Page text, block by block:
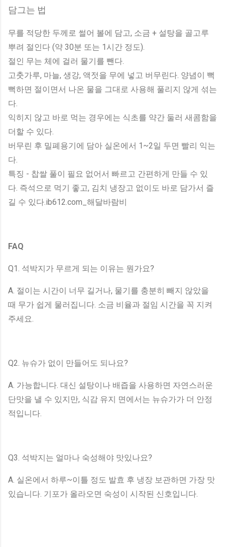
담그는 법
무를 적당한 두께로 썰어 볼에 담고, 소금 + 설탕을 골고루
뿌려 절인다 (약 30분 또는 1시간 정도).
절인 무는 체에 걸러 물기를 뺀다.
고춧가루, 마늘, 생강, 액젓을 무에 넣고 버무린다. 양념이 뻑
뻑하면 절이면서 나온 물을 그대로 사용해 풀리지 않게 섞는
다.
익히지 않고 바로 먹는 경우에는 식초를 약간 둘러 새콤함을
더할 수 있다.
버무린 후 밀폐용기에 담아 실온에서 1~2일 두면 빨리 익는
다.
특징 - 찹쌀 풀이 필요 없어서 빠르고 간편하게 만들 수 있
다. 즉석으로 먹기 좋고, 김치 냉장고 없이도 바로 담가서 즐
길 수 있다.ib612.com_해달바람비
FAQ
Q1. 석박지가 무르게 되는 이유는 뭔가요?
A. 절이는 시간이 너무 길거나, 물기를 충분히 빼지 않았을
때 무가 쉽게 물러집니다. 소금 비율과 절임 시간을 꼭 지켜
주세요.
Q2. 뉴슈가 없이 만들어도 되나요?
A. 가능합니다. 대신 설탕이나 배즙을 사용하면 자연스러운
단맛을 낼 수 있지만, 식감 유지 면에서는 뉴슈가가 더 안정
적입니다.
Q3. 석박지는 얼마나 숙성해야 맛있나요?
A. 실온에서 하루~이틀 정도 발효 후 냉장 보관하면 가장 맛
있습니다. 기포가 올라오면 숙성이 시작된 신호입니다.